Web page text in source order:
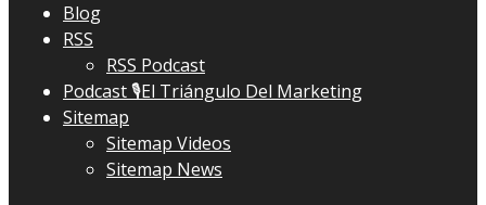
Blog
RSS
RSS Podcast
Podcast 🎙El Triángulo Del Marketing
Sitemap
Sitemap Videos
Sitemap News